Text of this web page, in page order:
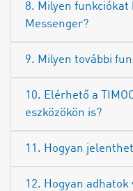
8. Milyen funkciókat
Messenger?
9. Milyen további
10. Elérhető a
eszközökön is?
11. Hogyan
12. Hogyan adhatok